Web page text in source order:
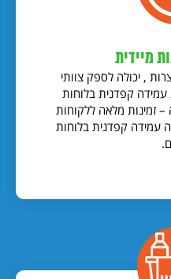
מיידית
, יכולה לספק צוותי
קפדנית בלוחות
זמינות מלאה ללקוחות
עמידה קפדנית בלוחות